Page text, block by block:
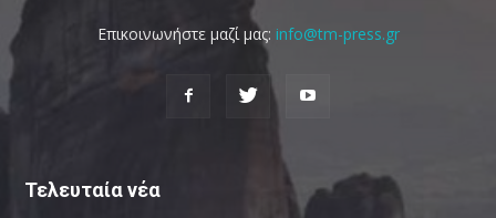
Επικοινωνήστε μαζί μας: info@tm-press.gr
Τελευταία νέα